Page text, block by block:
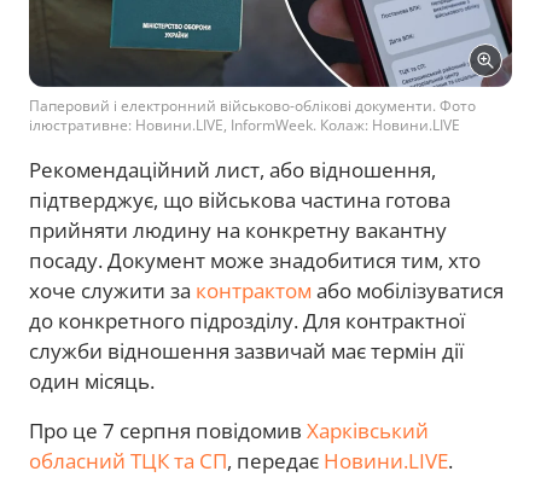
Паперовий і електронний військово-облікові документи. Фото
ілюстративне: Новини.LIVE, InformWeek. Колаж: Новини.LIVE
Рекомендаційний лист, або відношення,
підтверджує, що військова частина готова
прийняти людину на конкретну вакантну
посаду. Документ може знадобитися тим, хто
хоче служити за контрактом або мобілізуватися
до конкретного підрозділу. Для контрактної
служби відношення зазвичай має термін дії
один місяць.
Про це 7 серпня повідомив Харківський
обласний ТЦК та СП, передає Новини.LIVE.